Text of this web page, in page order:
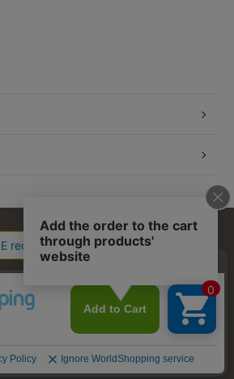
用規約 会社概要 プライバシーポリシー
物営業法に基づく表示 店舗リスト